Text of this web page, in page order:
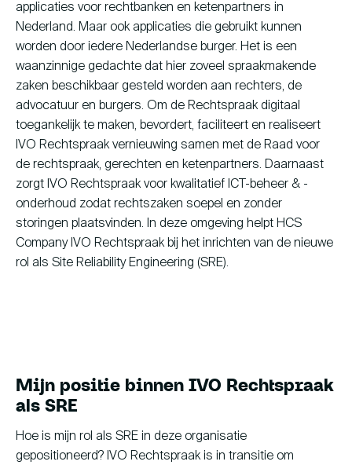
applicaties voor rechtbanken en ketenpartners in
Nederland. Maar ook applicaties die gebruikt kunnen
worden door iedere Nederlandse burger. Het is een
waanzinnige gedachte dat hier zoveel spraakmakende
zaken beschikbaar gesteld worden aan rechters, de
advocatuur en burgers. Om de Rechtspraak digitaal
toegankelijk te maken, bevordert, faciliteert en realiseert
IVO Rechtspraak vernieuwing samen met de Raad voor
de rechtspraak, gerechten en ketenpartners. Daarnaast
zorgt IVO Rechtspraak voor kwalitatief ICT-beheer & -
onderhoud zodat rechtszaken soepel en zonder
storingen plaatsvinden. In deze omgeving helpt HCS
Company IVO Rechtspraak bij het inrichten van de nieuwe
rol als Site Reliability Engineering (SRE).
Mijn positie binnen IVO Rechtspraak
als SRE
Hoe is mijn rol als SRE in deze organisatie
gepositioneerd? IVO Rechtspraak is in transitie om